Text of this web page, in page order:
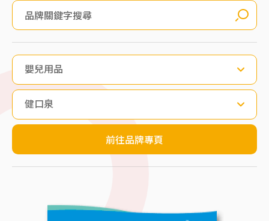
嬰兒用品
健口泉
前往品牌專頁